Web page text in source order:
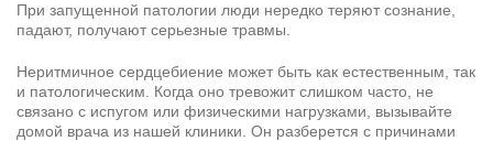
При запущенной патологии люди нередко теряют сознание,
падают, получают серьезные травмы.
Неритмичное сердцебиение может быть как естественным, так
и патологическим. Когда оно тревожит слишком часто, не
связано с испугом или физическими нагрузками, вызывайте
домой врача из нашей клиники. Он разберется с причинами